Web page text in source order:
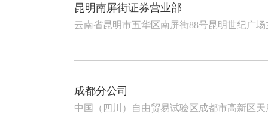
昆明南屏街证券营业部
云南省昆明市五华区南屏街88号昆明世纪广场
成都分公司
中国（四川）自由贸易试验区成都市高新区天